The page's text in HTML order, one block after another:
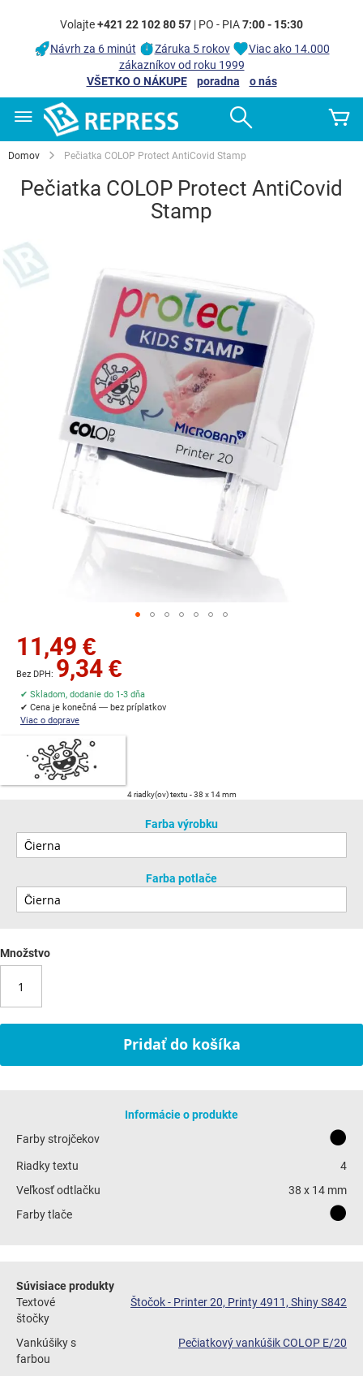
Volajte+421 22 102 80 57 | PO - PIA7:00 - 15:30
Návrh za 6 minút
Záruka 5 rokov
Viac ako 14.000
zákazníkov od roku 1999
VŠETKO O NÁKUPE
poradna
o nás
Domov Pečiatka COLOP Protect AntiCovid Stamp
Pečiatka COLOP Protect AntiCovid
Stamp
Preskočiť
na
obrázkov
11,49 €
9,34 €
✔ Skladom, dodanie do 1-3 dňa
✔ Cena je konečná — bez príplatkov
Viac o doprave
4 riadky(ov) textu 38 x 14 mm
Farba výrobku
Farba potlače
Množstvo
Pridať do košíka
Informácie o produkte
Farby strojčekov
Riadky textu
4
Veľkosť odtlačku
38 x 14 mm
Farby tlače
Súvisiace produkty
Textové
štočky
Štočok - Printer 20, Printy 4911, Shiny S842
Vankúšiky s
farbou
Pečiatkový vankúšik COLOP E/20